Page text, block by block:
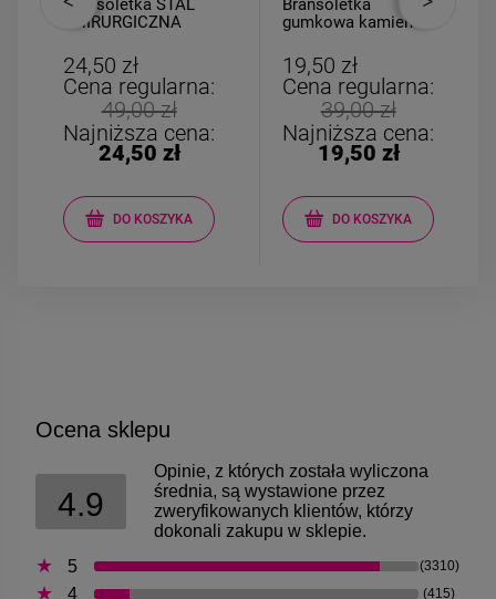
Bransoletka STAL
CHIRURGICZNA
łezka różowa
24,50 zł
Cena regularna:
49,00 zł
Najniższa cena:
24,50 zł
DO KOSZYKA
Bransoletka
gumkowa kamień
19,50 zł
Cena regularna:
39,00 zł
Najniższa cena:
19,50 zł
DO KOSZYKA
Ocena sklepu
4.9
Opinie, z których została wyliczona
średnia, są wystawione przez
zweryfikowanych klientów, którzy
dokonali zakupu w sklepie.
5
(3310)
4 (415)